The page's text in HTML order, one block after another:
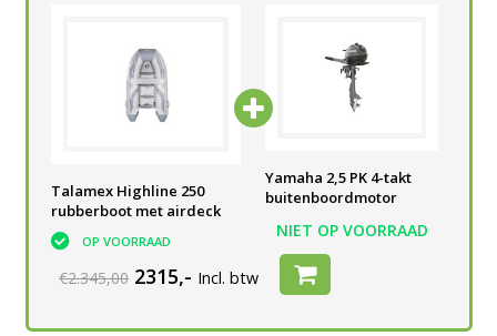
Talamex Highline 250
rubberboot met airdeck
OP VOORRAAD
buitenboordmotor
Yamaha 2,5 PK 4-takt
buitenboordmotor
NIET OP VOORRAAD
€2.345,00 2315,- Incl. btw